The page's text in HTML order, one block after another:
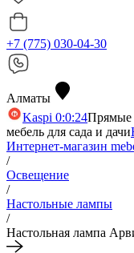
+7 (775) 030-04-30
Алматы
Kaspi 0:0:24Прямые
мебель для сада и дачи
Интернет-магазин
/
Освещение
/
Настольные лампы
/
Настольная лампа